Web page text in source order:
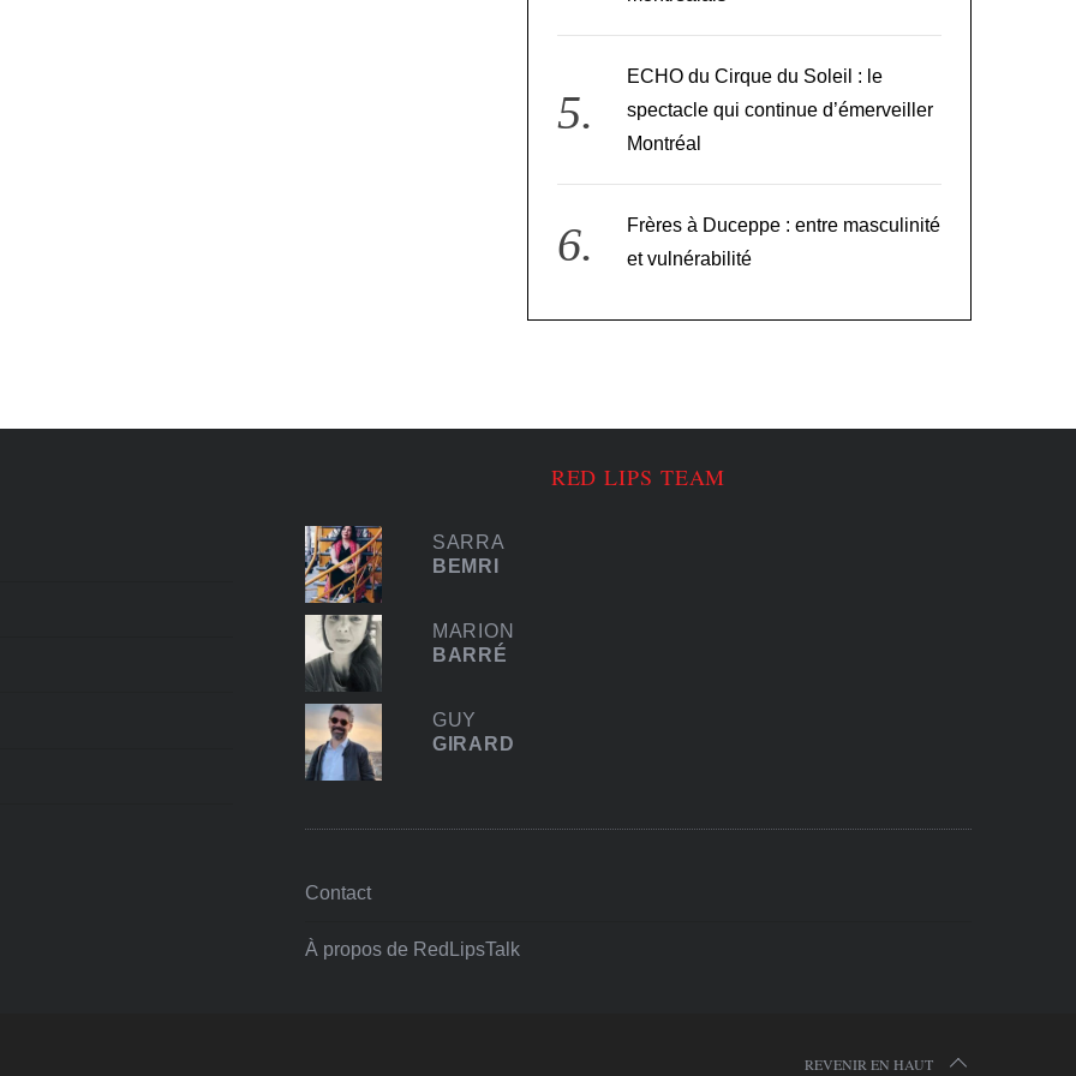
ECHO du Cirque du Soleil : le
spectacle qui continue d’émerveiller
Montréal
Frères à Duceppe : entre masculinité
et vulnérabilité
RED LIPS TEAM
SARRA
BEMRI
MARION
BARRÉ
GUY
GIRARD
Contact
À propos de RedLipsTalk
REVENIR EN HAUT